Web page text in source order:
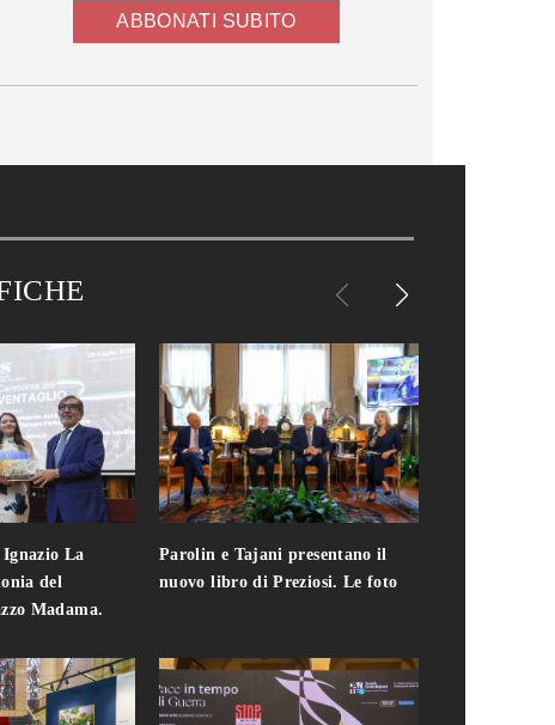
ABBONATI SUBITO
La
del
Madama.
Parolin e Tajani presentano il
nuovo libro di Preziosi. Le foto